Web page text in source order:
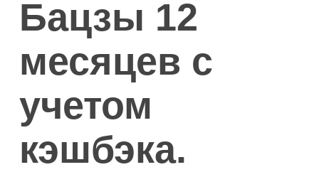
Бацзы 12
месяцев с
учетом
кэшбэка.